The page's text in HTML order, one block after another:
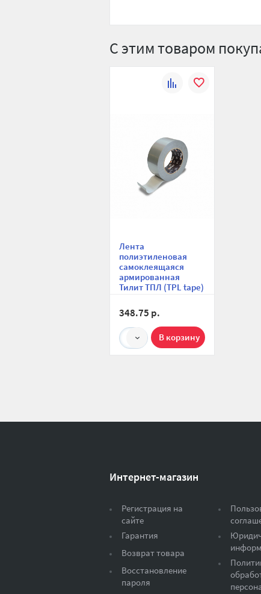
С этим товаром
Лента
полиэтиленовая
самоклеящаяся
армированная
Тилит ТПЛ (TPL tape)
х 50 м, серая
348.75 р.
1
Интернет-магазин
Регистрация на
сайте
Гарантия
Возврат товара
Восстановление
пароля